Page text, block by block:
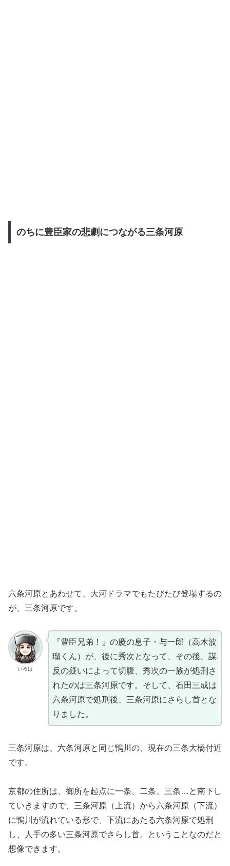
のちに豊臣家の悲劇につながる三条河原
六条河原とあわせて、大河ドラマでもたびたび登場するの
が、三条河原です。
いろは
『豊臣兄弟！』の慶の息子・与一郎（高木波
瑠くん）が、後に秀次となって、その後、謀
反の疑いによって切腹、秀次の一族が処刑さ
れたのは三条河原です。そして、石田三成は
六条河原で処刑後、三条河原にさらし首とな
りました。
三条河原は、六条河原と同じ鴨川の、現在の三条大橋付近
です。
京都の住所は、御所を起点に一条、二条、三条…と南下し
ていきますので、三条河原（上流）から六条河原（下流）
に鴨川が流れている形で、下流にあたる六条河原で処刑
し、人手の多い三条河原でさらし首。ということなのだと
想像できます。